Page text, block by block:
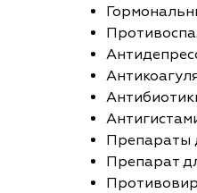
Препараты
Препарат